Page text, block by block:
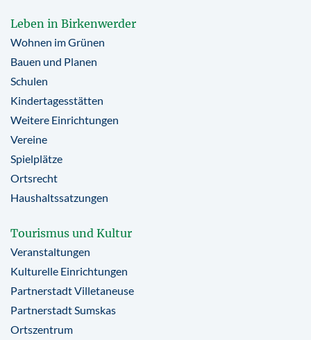
Leben in Birkenwerder
Wohnen im Grünen
Bauen und Planen
Schulen
Kindertagesstätten
Weitere Einrichtungen
Vereine
Spielplätze
Ortsrecht
Haushaltssatzungen
Tourismus und Kultur
Veranstaltungen
Kulturelle Einrichtungen
Partnerstadt Villetaneuse
Partnerstadt Sumskas
Ortszentrum